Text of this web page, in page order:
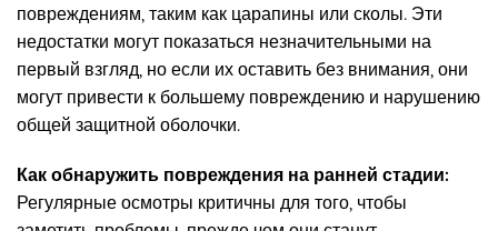
повреждениям, таким как царапины или сколы. Эти
недостатки могут показаться незначительными на
первый взгляд, но если их оставить без внимания, они
могут привести к большему повреждению и нарушению
общей защитной оболочки.
Как обнаружить повреждения на ранней стадии:
Регулярные осмотры критичны для того, чтобы